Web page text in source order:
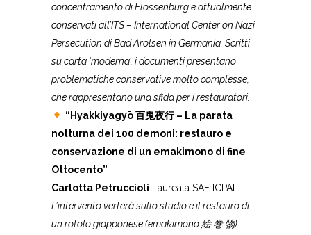
concentramento di Flossenbürg e attualmente
conservati all’ITS – International Center on Nazi
Persecution di Bad Arolsen in Germania. Scritti
su carta ‘moderna’, i documenti presentano
problematiche conservative molto complesse,
che rappresentano una sfida per i restauratori.
“Hyakkiyagyō 百鬼夜行 – La parata
notturna dei 100 demoni: restauro e
conservazione di un emakimono di fine
Ottocento”
Carlotta Petruccioli Laureata SAF ICPAL
L’intervento verterà sullo studio e il restauro di
un rotolo giapponese (emakimono 絵巻物)